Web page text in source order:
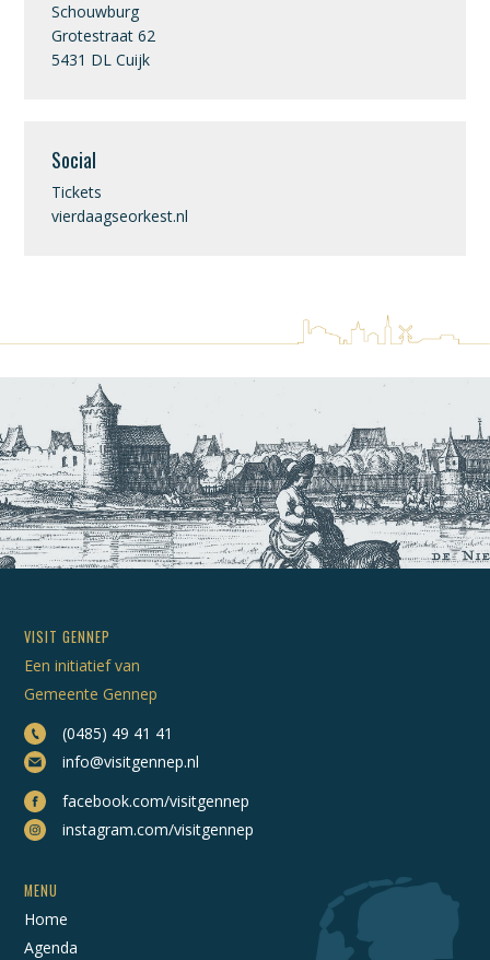
Schouwburg
Grotestraat 62
5431 DL Cuijk
Social
Tickets
vierdaagseorkest.nl
VISIT GENNEP
Een initiatief van
Gemeente Gennep
(0485) 49 41 41
info@visitgennep.nl
facebook.com/visitgennep
instagram.com/visitgennep
MENU
Home
Agenda